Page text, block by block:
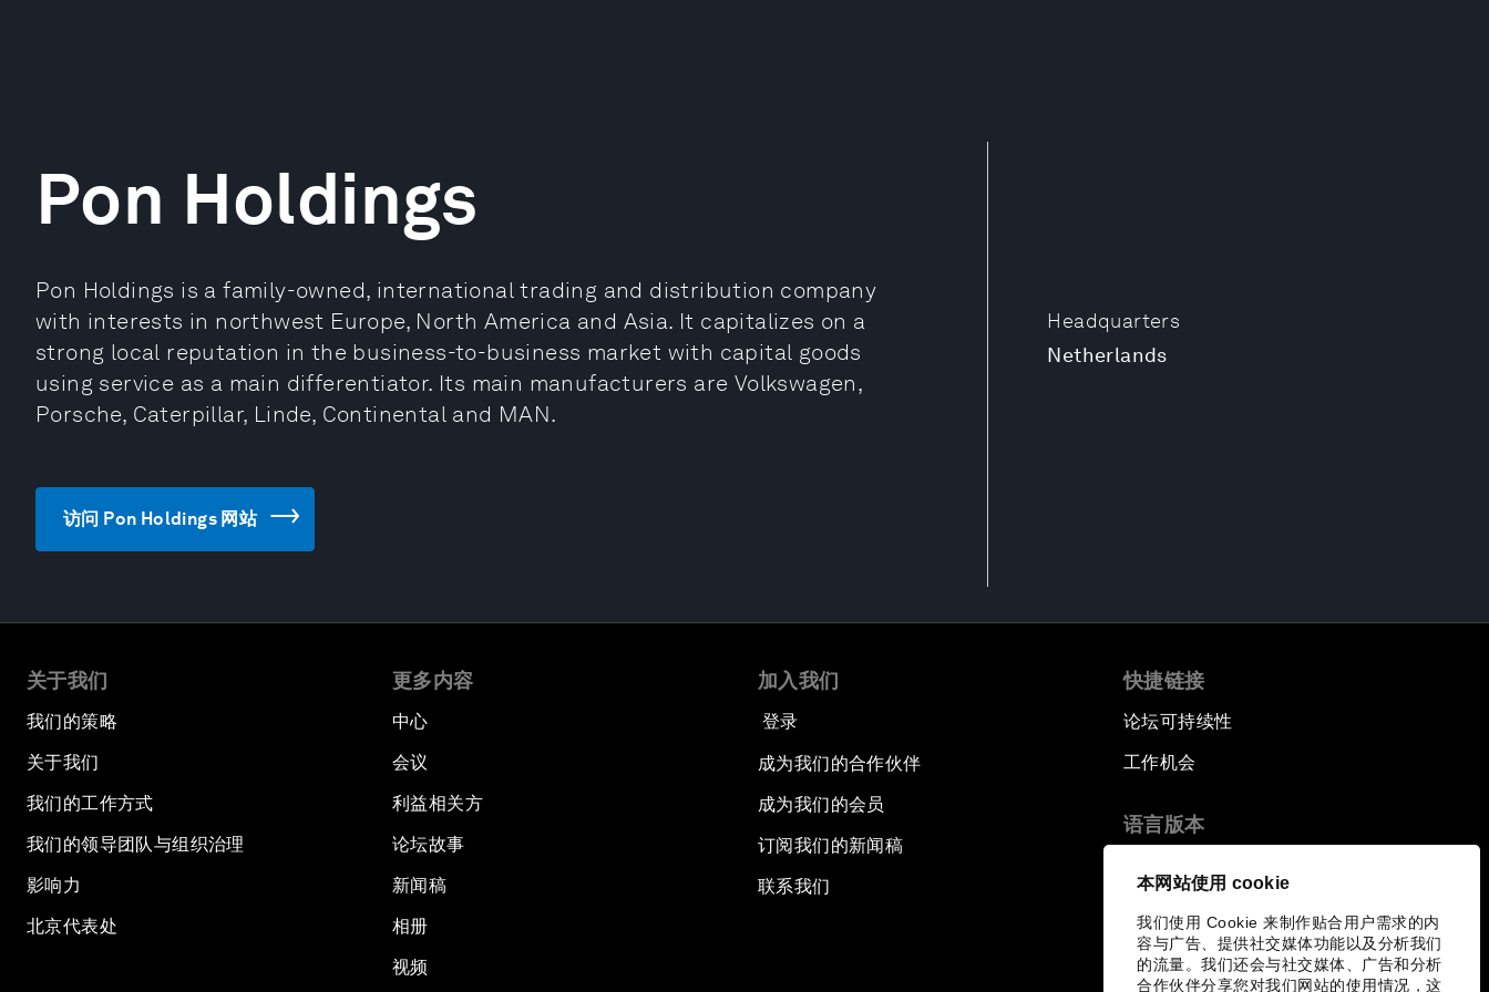
本网站使用 cookie
我们使用 Cookie 来制作贴合用户需求的内
容与广告、提供社交媒体功能以及分析我们
的流量。我们还会与社交媒体、广告和分析
合作伙伴分享您对我们网站的使用情况，这
Headquarters
Netherlands
Pon Holdings
Pon Holdings is a family-owned, international trading and distribution company
with interests in northwest Europe, North America and Asia. It capitalizes on a
strong local reputation in the business-to-business market with capital goods
using service as a main differentiator. Its main manufacturers are Volkswagen,
Porsche, Caterpillar, Linde, Continental and MAN.
访问 Pon Holdings 网站
关于我们
我们的策略
关于我们
我们的工作方式
我们的领导团队与组织治理
影响力
北京代表处
更多内容
中心
会议
利益相关方
论坛故事
新闻稿
相册
视频
加入我们
登录
成为我们的合作伙伴
成为我们的会员
订阅我们的新闻稿
联系我们
快捷链接
论坛可持续性
工作机会
语言版本